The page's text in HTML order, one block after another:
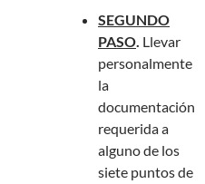
SEGUNDO
PASO. Llevar
personalmente
la
documentación
requerida a
alguno de los
siete puntos de